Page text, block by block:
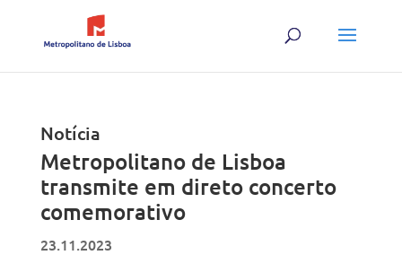
content
Notícia
Metropolitano de Lisboa
transmite em direto concerto
comemorativo
23.11.2023